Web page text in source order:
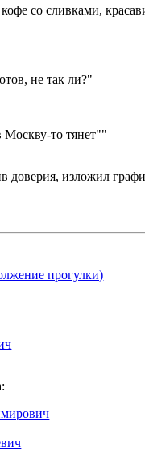
со сливками,
не так ли?"
то тянет""
изложил
прогулки)